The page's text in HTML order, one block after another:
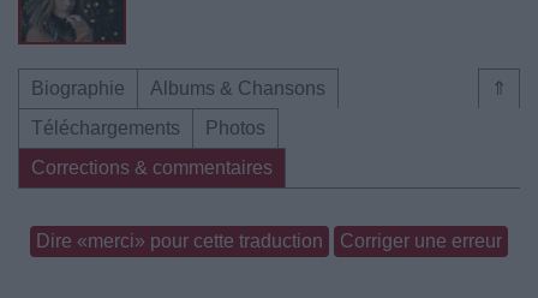
⇑
Biographie
Albums & Chansons
Téléchargements
Photos
Corrections & commentaires
Dire «merci» pour cette traduction Corriger une erreur